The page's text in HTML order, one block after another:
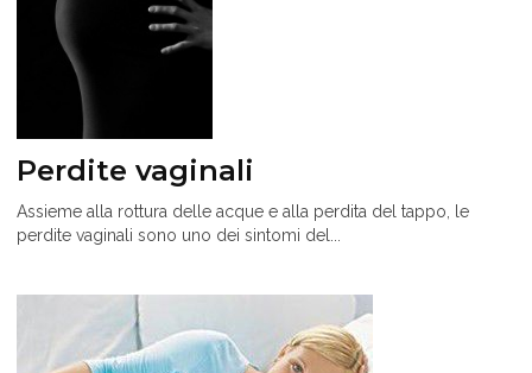
Perdite vaginali
Assieme alla rottura delle acque e alla perdita del tappo, le
perdite vaginali sono uno dei sintomi del...